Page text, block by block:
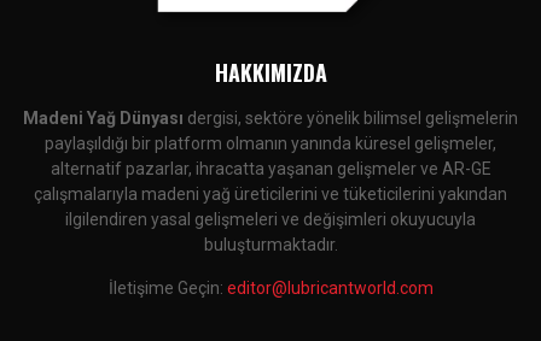
HAKKIMIZDA
Madeni Yağ Dünyası dergisi, sektöre yönelik bilimsel gelişmelerin
paylaşıldığı bir platform olmanın yanında küresel gelişmeler,
alternatif pazarlar, ihracatta yaşanan gelişmeler ve AR-GE
çalışmalarıyla madeni yağ üreticilerini ve tüketicilerini yakından
ilgilendiren yasal gelişmeleri ve değişimleri okuyucuyla
buluşturmaktadır.
İletişime Geçin: editor@lubricantworld.com